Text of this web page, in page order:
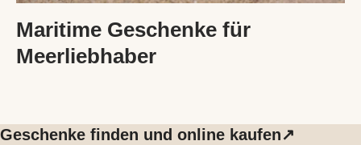
Maritime Geschenke für
Meerliebhaber
Geschenke finden und online kaufen↗